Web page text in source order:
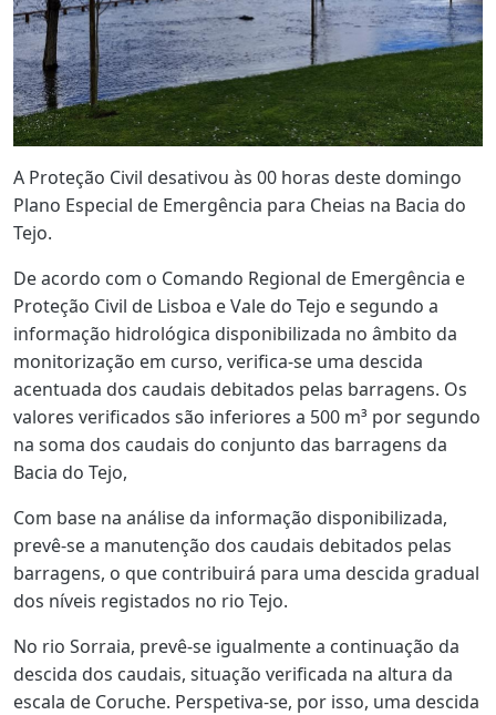
A Proteção Civil desativou às 00 horas deste domingo
Plano Especial de Emergência para Cheias na Bacia do
Tejo.
De acordo com o Comando Regional de Emergência e
Proteção Civil de Lisboa e Vale do Tejo e segundo a
informação hidrológica disponibilizada no âmbito da
monitorização em curso, verifica-se uma descida
acentuada dos caudais debitados pelas barragens. Os
valores verificados são inferiores a 500 m³ por segundo
na soma dos caudais do conjunto das barragens da
Bacia do Tejo,
Com base na análise da informação disponibilizada,
prevê-se a manutenção dos caudais debitados pelas
barragens, o que contribuirá para uma descida gradual
dos níveis registados no rio Tejo.
No rio Sorraia, prevê-se igualmente a continuação da
descida dos caudais, situação verificada na altura da
escala de Coruche. Perspetiva-se, por isso, uma descida